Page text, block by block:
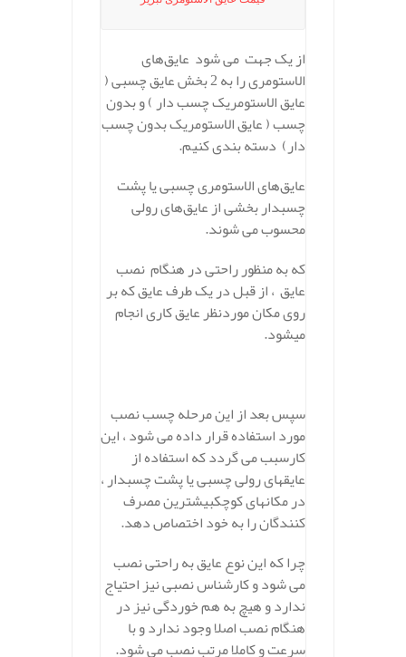
از یک جهت می‌ شود عایق‌های
الاستومری را به 2 بخش عایق چسبی (
عایق الاستومریک چسب دار ) و بدون
چسب ( عایق الاستومریک بدون چسب
دار) دسته بندی کنیم.
عایق‌های الاستومری چسبی یا پشت
چسبدار بخشی از عایق‌های رولی
محسوب می شوند.
که به منظور راحتی در هنگام نصب
عایق ، از قبل در یک طرف عایق که بر
روی مکان موردنظر عایق کاری انجام
میشود.
سپس بعد از این مرحله چسب نصب
مورد استفاده قرار داده می شود ، این
کارسبب می گردد که استفاده از
عایقهای رولی چسبی یا پشت چسبدار ،
در مکانهای کوچکبیشترین مصرف
کنندگان را به خود اختصاص دهد.
چرا که این نوع عایق به راحتی نصب
می شود و کارشناس نصبی نیز احتیاج
ندارد و هیچ به هم خوردگی نیز در
هنگام نصب اصلا وجود ندارد و با
سرعت و کاملا مرتب نصب می شود.